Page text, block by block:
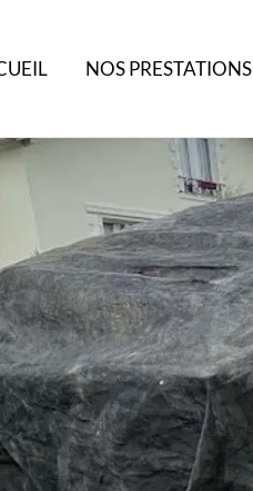
NOS PRESTATIONS